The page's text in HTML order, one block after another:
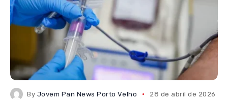
By Jovem Pan News Porto Velho 28 de abril de 2026